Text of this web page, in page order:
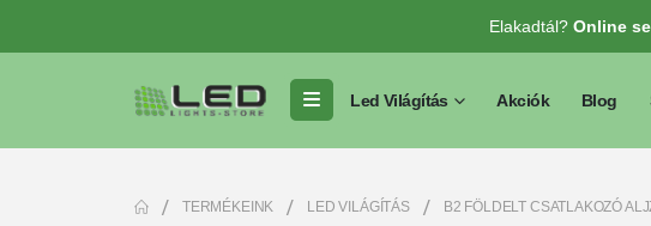
Elakadtál? Online
Led Világítás Akciók Blog
TERMÉKEINK LED VILÁGÍTÁS B2 FÖLDELT CSATLAKOZÓ